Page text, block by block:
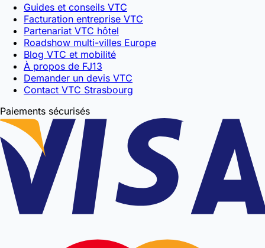
Guides et conseils VTC
Facturation entreprise VTC
Partenariat VTC hôtel
Roadshow multi-villes Europe
Blog VTC et mobilité
À propos de FJ13
Demander un devis VTC
Contact VTC Strasbourg
Paiements sécurisés